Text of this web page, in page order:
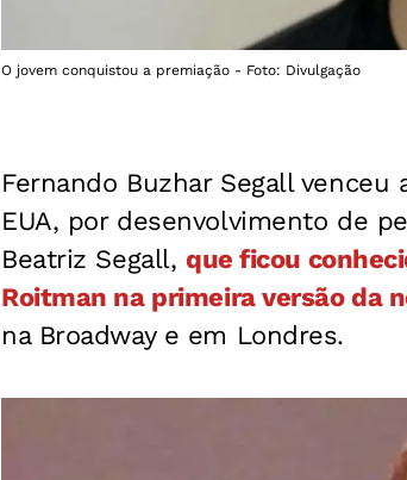
O jovem conquistou a premiação - Foto: Divulgação
Fernando Buzhar Segall venceu
EUA, por desenvolvimento de
Beatriz Segall, que ficou
Roitman na primeira versão da
na Broadway e em Londres.